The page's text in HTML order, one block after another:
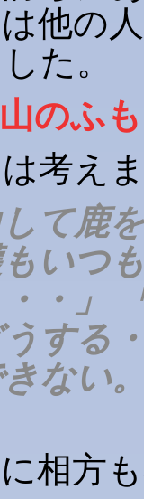
他の
た。
のふ
考え
して鹿
いつ
・」
する
ない
相方